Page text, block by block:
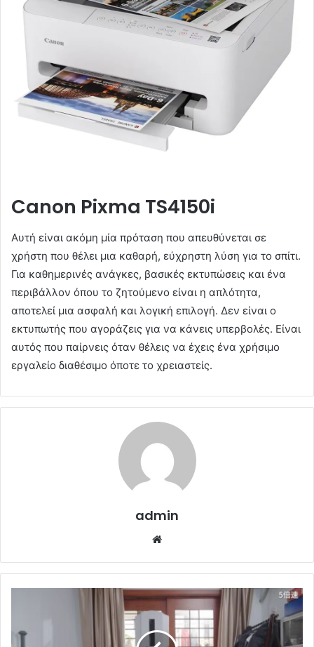
Canon Pixma TS4150i
Αυτή είναι ακόμη μία πρόταση που απευθύνεται σε
χρήστη που θέλει μια καθαρή, εύχρηστη λύση για το σπίτι.
Για καθημερινές ανάγκες, βασικές εκτυπώσεις και ένα
περιβάλλον όπου το ζητούμενο είναι η απλότητα,
αποτελεί μια ασφαλή και λογική επιλογή. Δεν είναι ο
εκτυπωτής που αγοράζεις για να κάνεις υπερβολές. Είναι
αυτός που παίρνεις όταν θέλεις να έχεις ένα χρήσιμο
εργαλείο διαθέσιμο όποτε το χρειαστείς.
admin